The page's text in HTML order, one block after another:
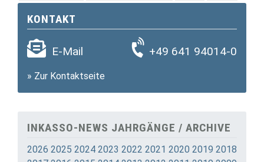
KONTAKT
E-Mail +49 641 94014-0
» Zur Kontaktseite
INKASSO-NEWS JAHRGÄNGE / ARCHIVE
2026 2025 2024 2023 2022 2021 2020 2019 2018